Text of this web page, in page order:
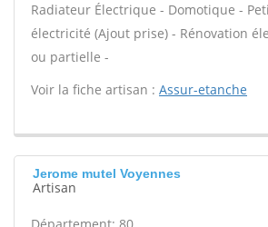
Radiateur Électrique - Domotique -
électricité (Ajout prise) - Rénovation
ou partielle -
Voir la fiche artisan : Assur-etanche
Jerome mutel Voyennes
Artisan